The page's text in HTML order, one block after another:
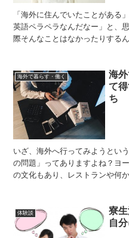
「海外に住んでいたことがある
英語ペラペラなんだなー」と、
際そんなことはなかったりする
海外で暮らす・働く
海
て
ち
いざ、海外へ行ってみようとい
の問題」ってありますよね？ヨ
の文化もあり、レストランや何
体験談
寮
自